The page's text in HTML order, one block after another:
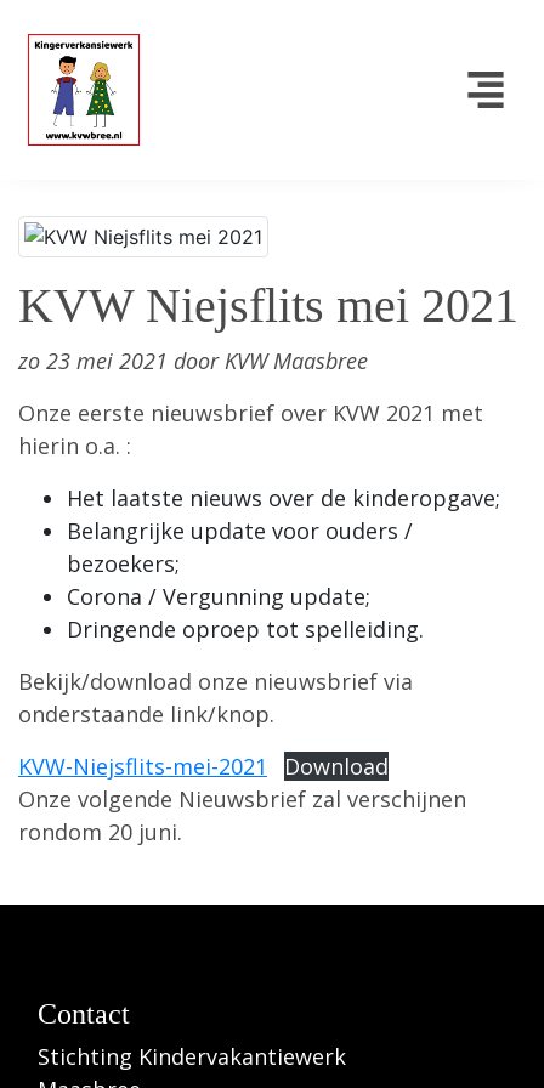
KVW Niejsflits mei 2021
zo 23 mei 2021 door KVW Maasbree
Onze eerste nieuwsbrief over KVW 2021 met
hierin o.a. :
Het laatste nieuws over de kinderopgave;
Belangrijke update voor ouders /
bezoekers;
Corona / Vergunning update;
Dringende oproep tot spelleiding.
Bekijk/download onze nieuwsbrief via
onderstaande link/knop.
KVW-Niejsflits-mei-2021
Download
Onze volgende Nieuwsbrief zal verschijnen
rondom 20 juni.
Contact
Stichting Kindervakantiewerk